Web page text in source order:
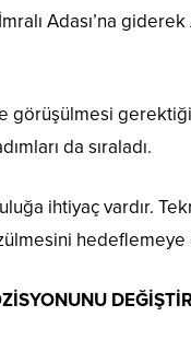
Adası’na
görüşülmesi
da sıraladı.
ihtiyaç vardır.